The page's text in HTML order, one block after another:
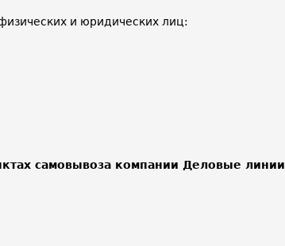
и юридических лиц:
самовывоза компании Деловые линии